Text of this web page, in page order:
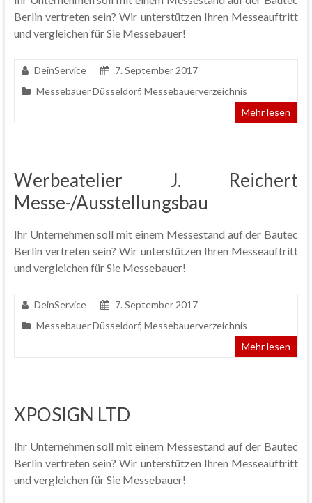
Berlin vertreten sein? Wir unterstützen Ihren Messeauftritt
und vergleichen für Sie Messebauer!
DeinService
7. September 2017
Messebauer Düsseldorf, Messebauerverzeichnis
Mehr lesen
Werbeatelier J. Reichert
Messe-/Ausstellungsbau
Ihr Unternehmen soll mit einem Messestand auf der Bautec
Berlin vertreten sein? Wir unterstützen Ihren Messeauftritt
und vergleichen für Sie Messebauer!
DeinService
7. September 2017
Messebauer Düsseldorf, Messebauerverzeichnis
Mehr lesen
XPOSIGN LTD
Ihr Unternehmen soll mit einem Messestand auf der Bautec
Berlin vertreten sein? Wir unterstützen Ihren Messeauftritt
und vergleichen für Sie Messebauer!